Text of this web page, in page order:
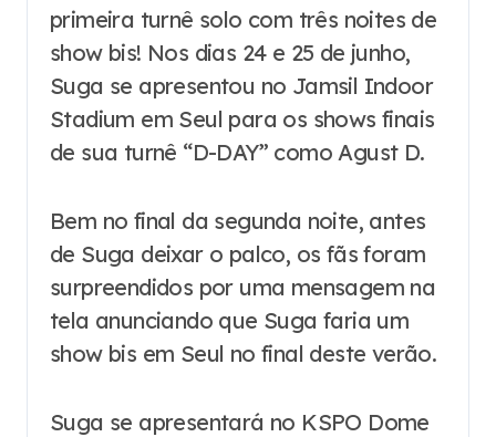
primeira turnê solo com três noites de
show bis! Nos dias 24 e 25 de junho,
Suga se apresentou no Jamsil Indoor
Stadium em Seul para os shows finais
de sua turnê “D-DAY” como Agust D.
Bem no final da segunda noite, antes
de Suga deixar o palco, os fãs foram
surpreendidos por uma mensagem na
tela anunciando que Suga faria um
show bis em Seul no final deste verão.
Suga se apresentará no KSPO Dome